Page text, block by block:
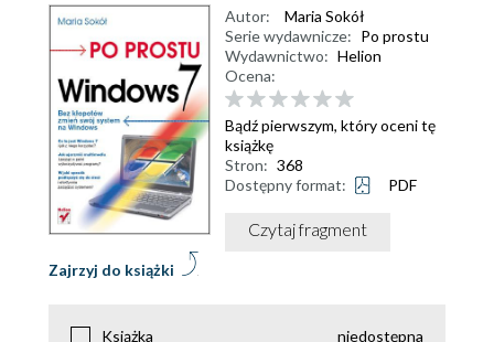
Zajrzyj do książki
Autor:
Maria Sokół
Serie wydawnicze: Po prostu
Wydawnictwo: Helion
Ocena:
Bądź pierwszym, który oceni tę
książkę
Stron: 368
Dostępny format:
PDF
Czytaj fragment
Książka niedostępna